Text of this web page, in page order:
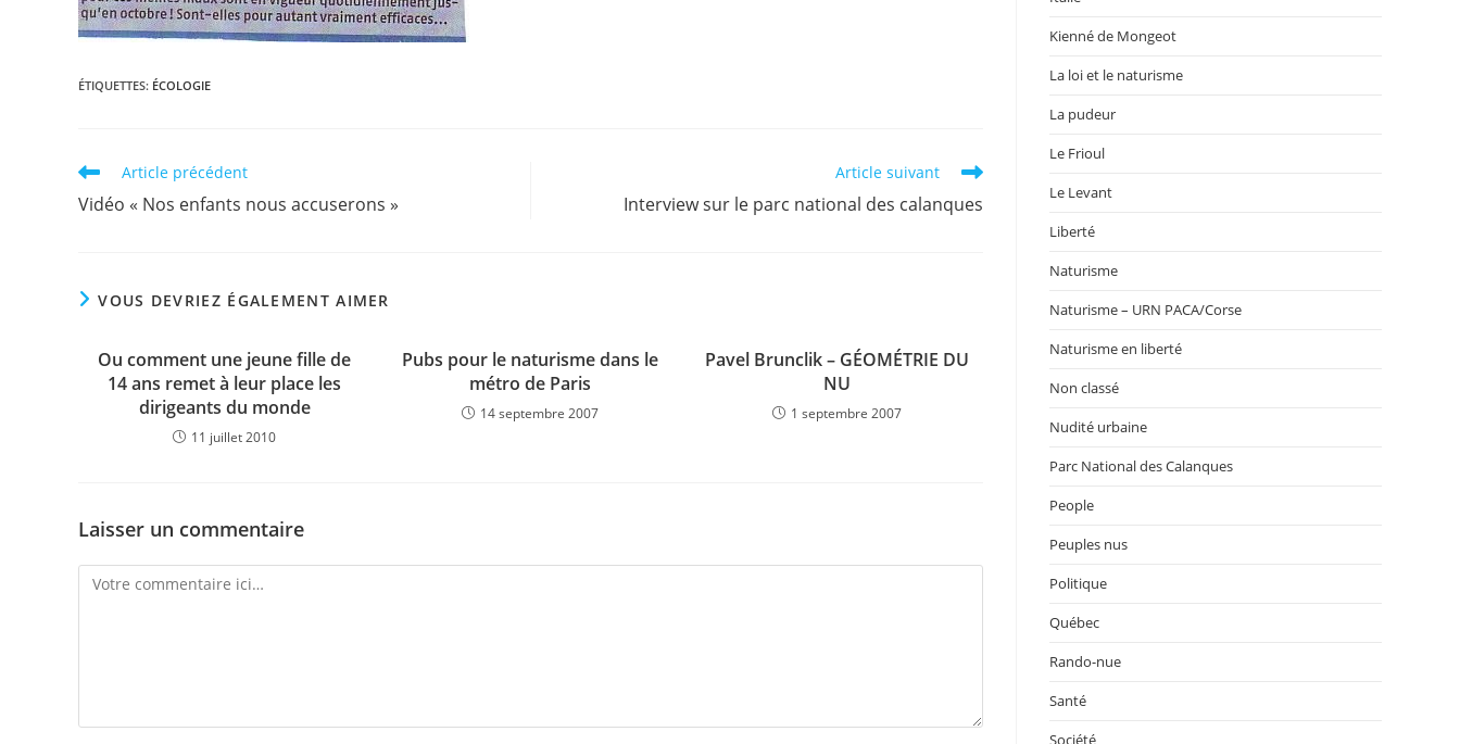
ÉTIQUETTES: ÉCOLOGIE
Read
more
articles
Article précédent
Vidéo « Nos enfants nous accuserons »
Article suivant
Interview sur le parc national des calanques
VOUS DEVRIEZ ÉGALEMENT AIMER
Ou comment une jeune fille de
14 ans remet à leur place les
dirigeants du monde
11 juillet 2010
Pubs pour le naturisme dans le
métro de Paris
14 septembre 2007
Pavel Brunclik – GÉOMÉTRIE DU
NU
1 septembre 2007
Laisser un commentaire
Comment
Kienné de Mongeot
La loi et le naturisme
La pudeur
Le Frioul
Le Levant
Liberté
Naturisme
Naturisme – URN PACA/Corse
Naturisme en liberté
Non classé
Nudité urbaine
Parc National des Calanques
People
Peuples nus
Politique
Québec
Rando-nue
Santé
Société